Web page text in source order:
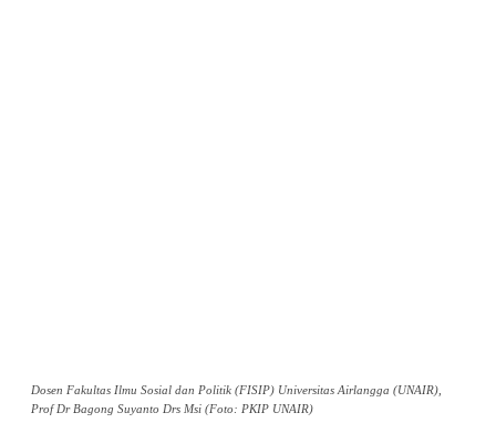
Dosen Fakultas Ilmu Sosial dan Politik (FISIP) Universitas Airlangga (UNAIR),
Prof Dr Bagong Suyanto Drs Msi (Foto: PKIP UNAIR)